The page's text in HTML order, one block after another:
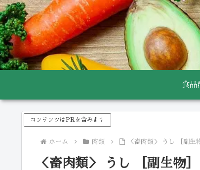
食品
コンテンツはPRを含みます
ホーム 肉類 ＜畜肉類＞ うし ［副生
＜畜肉類＞ うし ［副生物